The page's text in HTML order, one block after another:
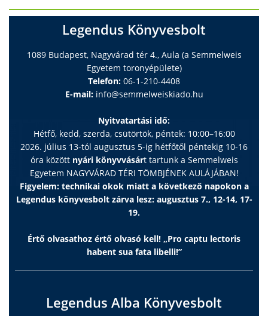
Legendus Könyvesbolt
1089 Budapest, Nagyvárad tér 4., Aula (a Semmelweis
Egyetem toronyépülete)
Telefon: 06-1-210-4408
E-mail: info@semmelweiskiado.hu
Nyitvatartási idő:
Hétfő, kedd, szerda, csütörtök, péntek: 10:00–16:00
2026. július 13-tól augusztus 5-ig hétfőtől péntekig 10-16
óra között nyári könyvvásárt tartunk a Semmelweis
Egyetem NAGYVÁRAD TÉRI TÖMBJÉNEK AULÁJÁBAN!
Figyelem: technikai okok miatt a következő napokon a
Legendus könyvesbolt zárva lesz: augusztus 7., 12-14, 17-
19.
Értő olvasathoz értő olvasó kell! „Pro captu lectoris
habent sua fata libelli!”
Legendus Alba Könyvesbolt